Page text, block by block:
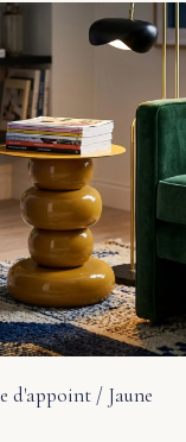
d'appoint / Jaune